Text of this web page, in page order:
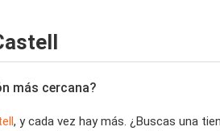
más cercana?
, y cada vez hay más. ¿Buscas una